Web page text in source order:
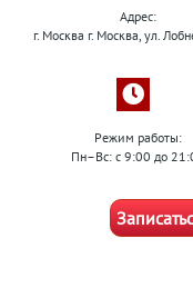
Адрес:
г. Москва г. Москва, ул.
Режим работы:
Пн–Вс: с 9:00 до